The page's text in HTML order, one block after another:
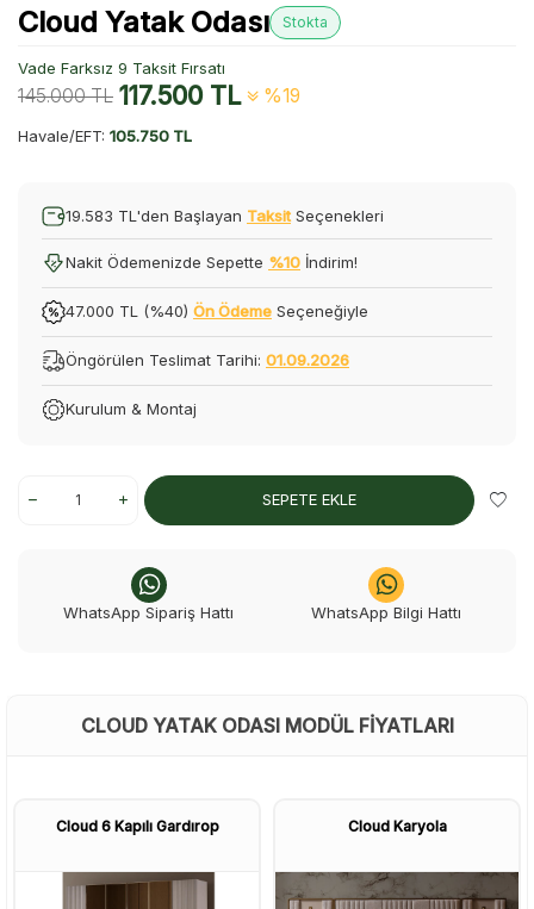
Cloud Yatak Odası Stokta
Vade Farksız 9 Taksit Fırsatı
145.000TL 117.500TL %19
Havale/EFT: 105.750 TL
19.583 TL'den Başlayan Taksit Seçenekleri
Nakit Ödemenizde Sepette %10 İndirim!
47.000 TL (%40) Ön Ödeme Seçeneğiyle
Öngörülen Teslimat Tarihi: 01.09.2026
Kurulum & Montaj
SEPETE EKLE
WhatsApp Sipariş Hattı WhatsApp Bilgi Hattı
CLOUD YATAK ODASI MODÜL FIYATLARI
Cloud 6 Kapılı Gardırop Cloud Karyola